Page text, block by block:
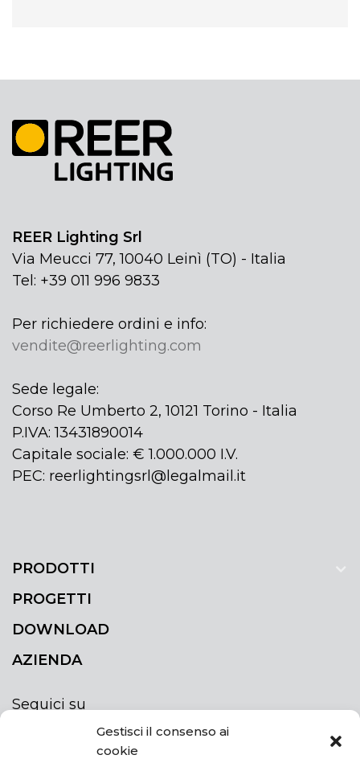
Gestisci il consenso ai
cookie
REER Lighting Srl
Via Meucci 77, 10040 Leinì (TO) - Italia
Tel: +39 011 996 9833
Per richiedere ordini e info:
vendite@reerlighting.com
Sede legale:
Corso Re Umberto 2, 10121 Torino - Italia
P.IVA: 13431890014
Capitale sociale: € 1.000.000 I.V.
PEC: reerlightingsrl@legalmail.it
PRODOTTI
PROGETTI
DOWNLOAD
AZIENDA
Seguici su